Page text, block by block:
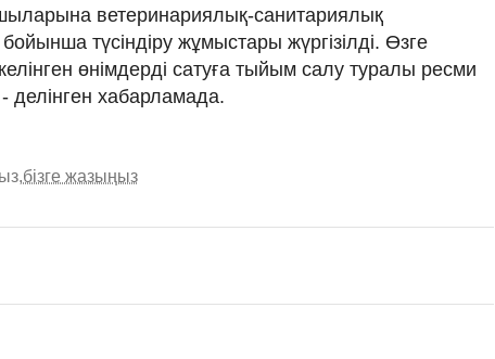
ветеринариялық-санитариялық
түсіндіру жұмыстары жүргізілді. Өзге
өнімдерді сатуға тыйым салу туралы ресми
делінген хабарламада.
бізге жазыңыз